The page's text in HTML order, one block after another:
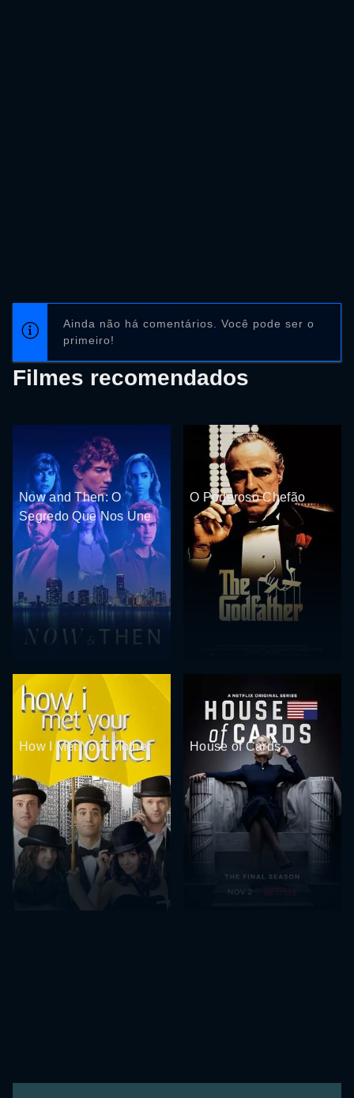
Ainda não há comentários. Você pode ser o
primeiro!
Filmes recomendados
Now and Then: O
Segredo Que Nos Une
O Poderoso Chefão
How I Met Your Mother House of Cards